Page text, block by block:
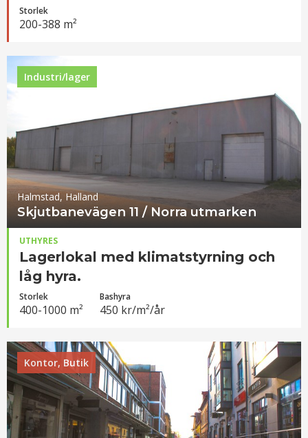
Storlek
200-388 m²
Industri/lager
Halmstad, Halland
Skjutbanevägen 11 / Norra utmarken
UTHYRES
Lagerlokal med klimatstyrning och
låg hyra.
Storlek
400-1000 m²
Bashyra
450 kr/m²/år
Kontor, Butik